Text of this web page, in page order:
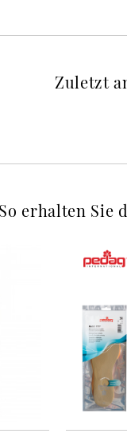
Zuletzt
So erhalten Sie